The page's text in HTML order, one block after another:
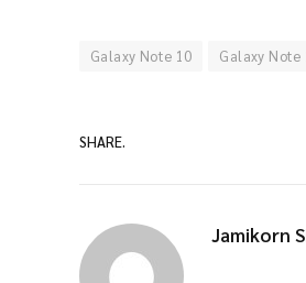
Galaxy Note 10 Galaxy Note
SHARE.
Jamikorn